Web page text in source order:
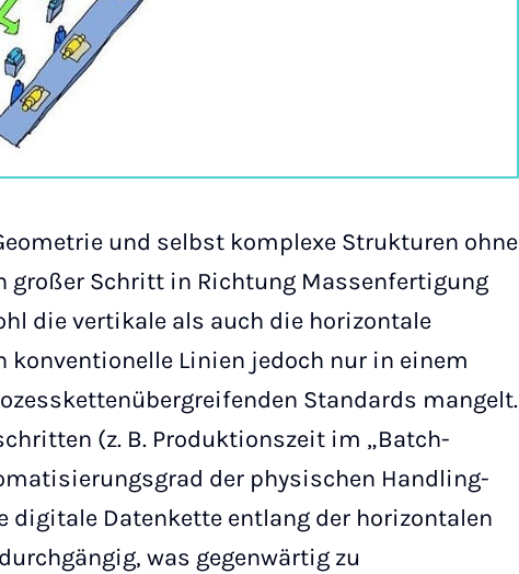
und selbst komplexe Strukturen ohne
großer Schritt in Richtung Massenfertigung
die vertikale als auch die horizontale
Linien jedoch nur in einem
Standards mangelt.
(z. B. Produktionszeit im „Batch-
der physischen Handling-
digitale Datenkette entlang der horizontalen
was gegenwärtig zu